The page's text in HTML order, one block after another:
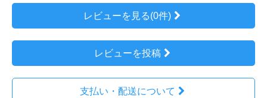
レビューを見る(0件)
レビューを投稿
支払い・配送について